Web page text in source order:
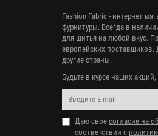
Fashion Fabric - интернет
фурнитуры. Всегда в
для шитья на любой вкус.
европейских
другие страны.
Будьте в курсе наших
Даю свое согласие на
соответствии с